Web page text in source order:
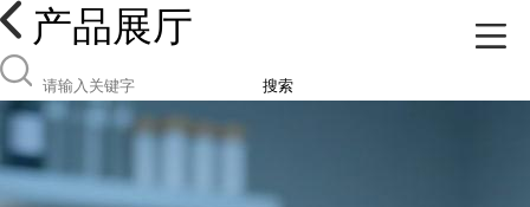
产品展厅
搜索